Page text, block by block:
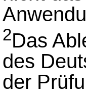
2Das
des
der